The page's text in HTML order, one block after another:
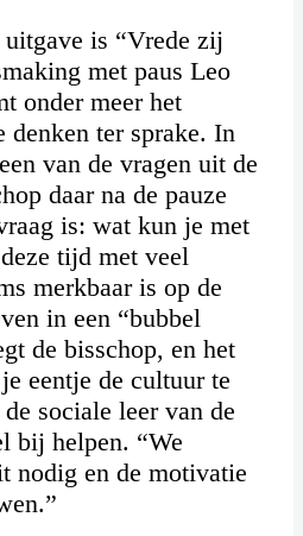
uitgave is “Vrede zij
met paus Leo
onder meer het
denken ter sprake. In
van de vragen uit de
daar na de pauze
is: wat kun je met
tijd met veel
merkbaar is op de
in een “bubbel
de bisschop, en het
eentje de cultuur te
sociale leer van de
bij helpen. “We
nodig en de motivatie